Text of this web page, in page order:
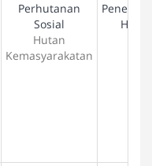
Perhutanan
Sosial
Hutan
Kemasyarakatan
Hak